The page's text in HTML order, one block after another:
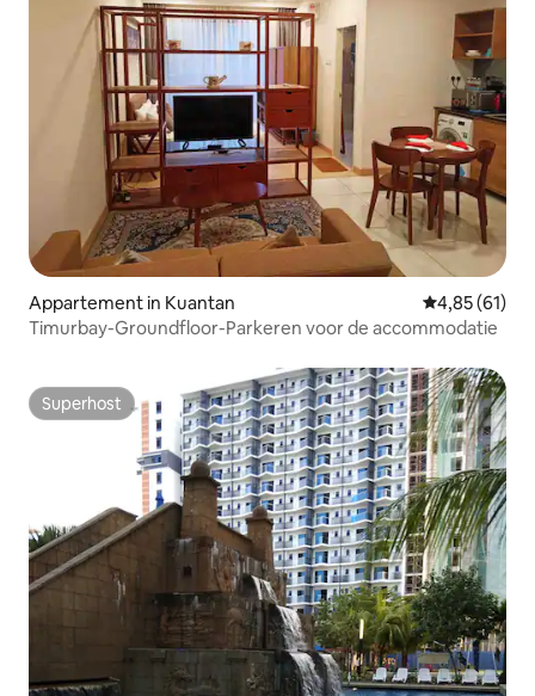
Appartement in Kuantan Gemiddelde
4,85 (61)
Timurbay-Groundfloor-Parkeren voor de accommodatie
Superhost
Superhost